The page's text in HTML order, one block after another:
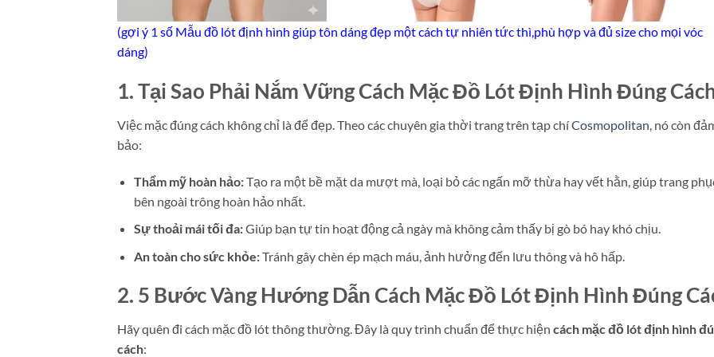
(gợi ý 1 số Mẫu đồ lót định hình giúp tôn dáng đẹp một cách tự nhiên tức thì,phù hợp và đủ size cho mọi vóc
dáng)
1. Tại Sao Phải Nắm Vững Cách Mặc Đồ Lót Định Hình Đúng
Việc mặc đúng cách không chỉ là để đẹp. Theo các chuyên gia thời trang trên tạp chíCosmopolitan , nó còn
bảo:
Thẩm mỹ hoàn hảo:Tạo ra một bề mặt da mượt mà, loại bỏ các ngấn mỡ thừa hay vết hằn, giúp trang
bên ngoài trông hoàn hảo nhất.
Sự thoải mái tối đa:Giúp bạn tự tin hoạt động cả ngày mà không cảm thấy bị gò bó hay khó chịu.
An toàn cho sức khỏe:Tránh gây chèn ép mạch máu, ảnh hưởng đến lưu thông và hô hấp.
2. 5 Bước Vàng Hướng Dẫn Cách Mặc Đồ Lót Định Hình Đúng
Hãy quên đi cách mặc đồ lót thông thường. Đây là quy trình chuẩn để thực hiện cách mặc đồ lót định hình
cách: